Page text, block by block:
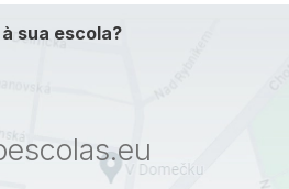
sua escola?